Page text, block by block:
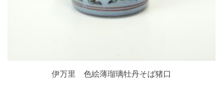
伊万里 色絵薄瑠璃牡丹そば猪口